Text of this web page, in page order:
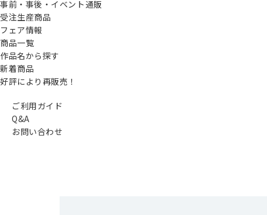
事前・事後・イベント通販
受注生産商品
フェア情報
商品一覧
作品名から探す
新着商品
好評により再販売！
ご利用ガイド
Q&A
お問い合わせ